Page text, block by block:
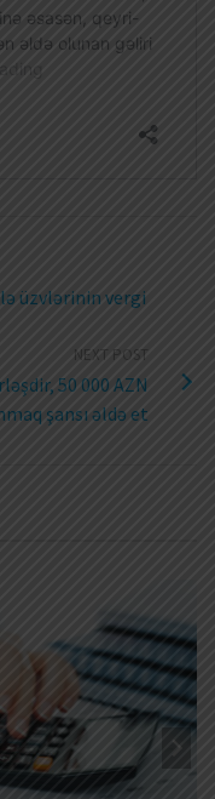
üzvlərinin vergi
NEXT POST
50 000 AZN
şansı əldə et